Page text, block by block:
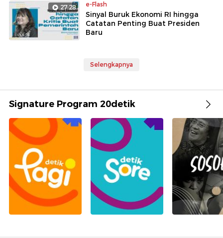
27:28 e-Flash
Sinyal Buruk Ekonomi RI hingga
Catatan Penting Buat Presiden
Baru
Selengkapnya
Signature Program 20detik